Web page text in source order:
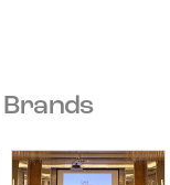
Brands